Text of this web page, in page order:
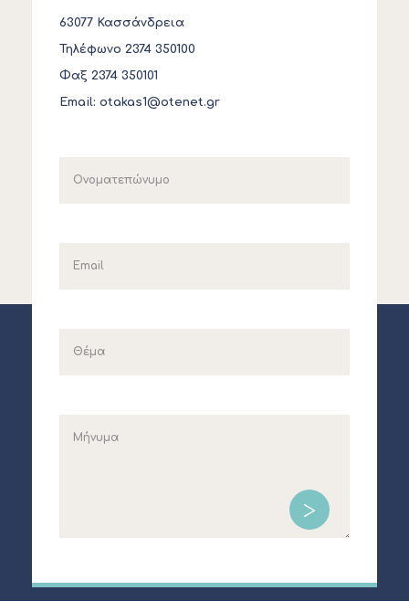
63077 Κασσάνδρεια
Τηλέφωνο 2374 350100
Φαξ 2374 350101
Email: otakas1@otenet.gr